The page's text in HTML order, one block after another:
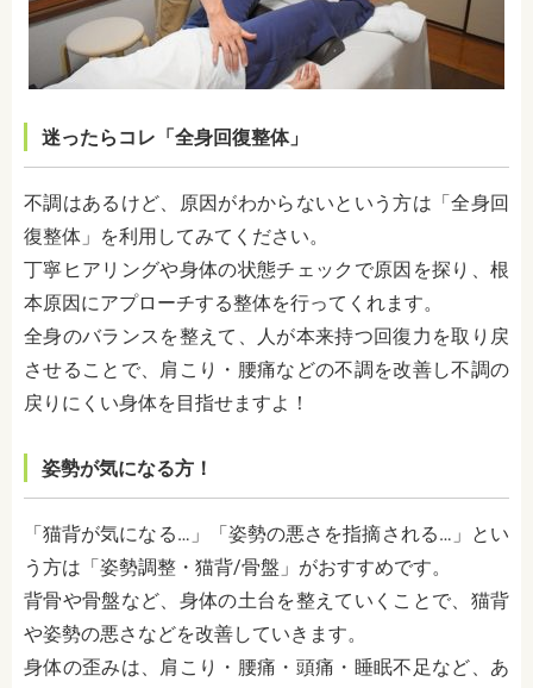
迷ったらコレ「全身回復整体」
不調はあるけど、原因がわからないという方は「全身回
復整体」を利用してみてください。
丁寧ヒアリングや身体の状態チェックで原因を探り、根
本原因にアプローチする整体を行ってくれます。
全身のバランスを整えて、人が本来持つ回復力を取り戻
させることで、肩こり・腰痛などの不調を改善し不調の
戻りにくい身体を目指せますよ！
姿勢が気になる方！
「猫背が気になる…」「姿勢の悪さを指摘される…」とい
う方は「姿勢調整・猫背/骨盤」がおすすめです。
背骨や骨盤など、身体の土台を整えていくことで、猫背
や姿勢の悪さなどを改善していきます。
身体の歪みは、肩こり・腰痛・頭痛・睡眠不足など、あ